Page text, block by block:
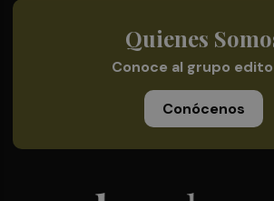
Quienes
Conoce al grupo
Conócenos